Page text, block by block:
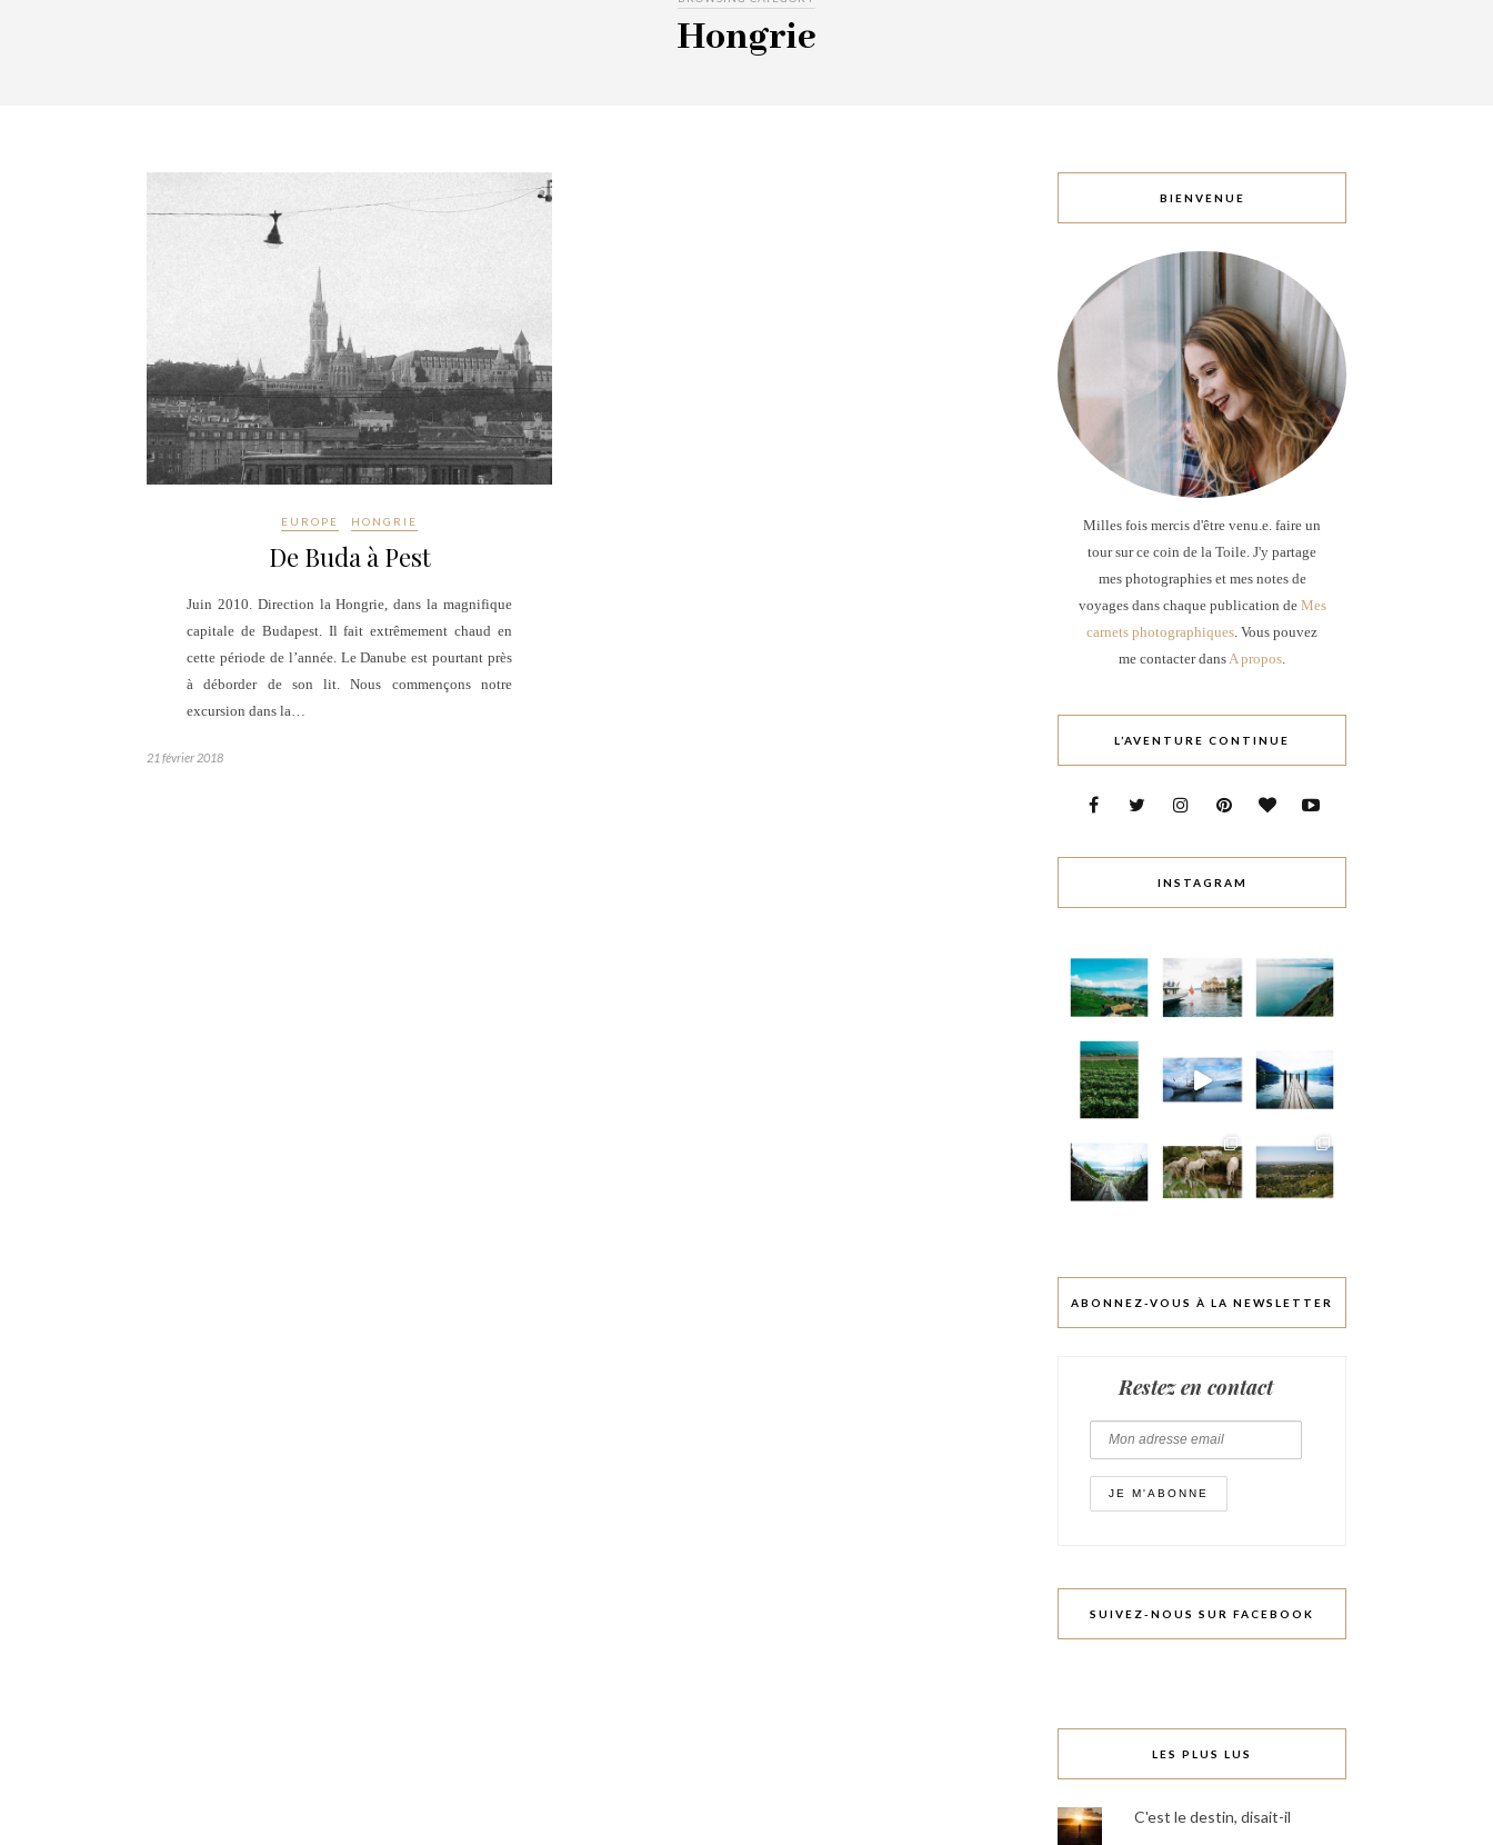
Hongrie
EUROPE HONGRIE
De Buda à Pest
Juin 2010. Direction la Hongrie, dans la magnifique
capitale de Budapest. Il fait extrêmement chaud en
cette période de l’année. Le Danube est pourtant près
à déborder de son lit. Nous commençons notre
excursion dans la…
21 février 2018
BIENVENUE
Milles fois mercis d'être venu.e. faire un
tour sur ce coin de la Toile. J'y partage
mes photographies et mes notes de
voyages dans chaque publication de Mes
carnets photographiques. Vous pouvez
me contacter dansA propos.
L’AVENTURE CONTINUE
INSTAGRAM
ABONNEZ-VOUS À LA NEWSLETTER
Restez en contact
SUIVEZ-NOUS SUR FACEBOOK
LES PLUS LUS
C'est le destin, disait-il